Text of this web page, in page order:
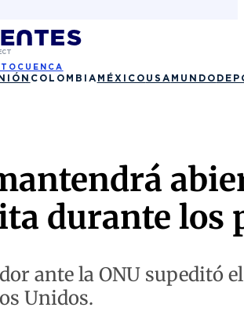
CUENCA
COLOMBIA MÉXICO USA MUNDO
durante los
ante la ONU supeditó
Unidos.